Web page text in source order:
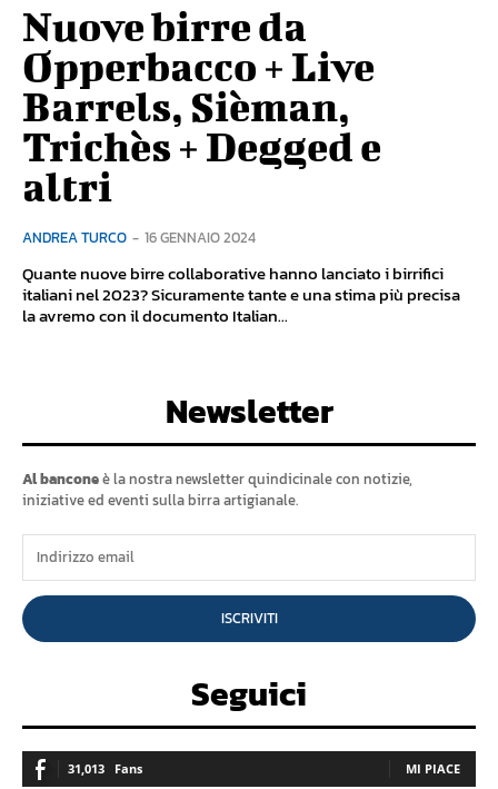
Nuove birre da
Opperbacco + Live
Barrels, Sièman,
Trichès + Degged e
altri
ANDREA TURCO - 16 GENNAIO 2024
Quante nuove birre collaborative hanno lanciato i birrifici
italiani nel 2023? Sicuramente tante e una stima più precisa
la avremo con il documento Italian...
Newsletter
Al banconeè la nostra newsletter quindicinale con notizie,
iniziative ed eventi sulla birra artigianale.
ISCRIVITI
Seguici
31,013 Fans MI PIACE